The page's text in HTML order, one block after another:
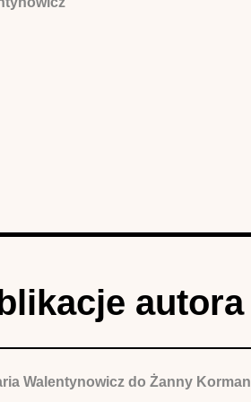
autora
Walentynowicz do Żanny